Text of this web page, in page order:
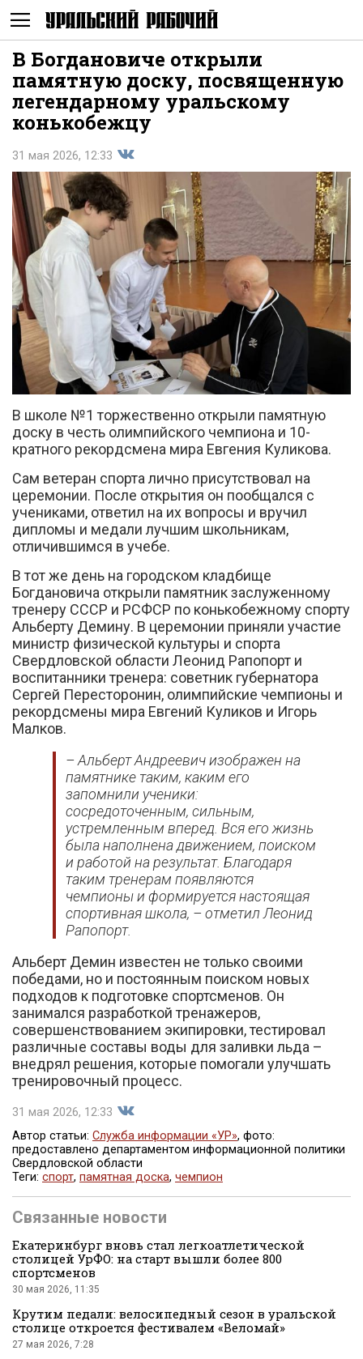
Не
показывать
В Богдановиче открыли
памятную доску, посвященную
легендарному уральскому
конькобежцу
31 мая 2026, 12:33
Поделиться
во
Вконтакте
В школе №1 торжественно открыли памятную
доску в честь олимпийского чемпиона и 10-
кратного рекордсмена мира Евгения Куликова.
Сам ветеран спорта лично присутствовал на
церемонии. После открытия он пообщался с
учениками, ответил на их вопросы и вручил
дипломы и медали лучшим школьникам,
отличившимся в учебе.
В тот же день на городском кладбище
Богдановича открыли памятник заслуженному
тренеру СССР и РСФСР по конькобежному спорту
Альберту Демину. В церемонии приняли участие
министр физической культуры и спорта
Свердловской области Леонид Рапопорт и
воспитанники тренера: советник губернатора
Сергей Пересторонин, олимпийские чемпионы и
рекордсмены мира Евгений Куликов и Игорь
Малков.
– Альберт Андреевич изображен на
памятнике таким, каким его
запомнили ученики:
сосредоточенным, сильным,
устремленным вперед. Вся его жизнь
была наполнена движением, поиском
и работой на результат. Благодаря
таким тренерам появляются
чемпионы и формируется настоящая
спортивная школа, – отметил Леонид
Рапопорт.
Альберт Демин известен не только своими
победами, но и постоянным поиском новых
подходов к подготовке спортсменов. Он
занимался разработкой тренажеров,
совершенствованием экипировки, тестировал
различные составы воды для заливки льда –
внедрял решения, которые помогали улучшать
тренировочный процесс.
31 мая 2026, 12:33
Поделиться
во
Автор статьи: Служба информации «УР», фото:
предоставлено департаментом информационной политики
Свердловской области
Теги: спорт, памятная доска, чемпион
Связанные новости
Екатеринбург вновь стал легкоатлетической
столицей УрФО: на старт вышли более 800
спортсменов
30 мая 2026, 11:35
Крутим педали: велосипедный сезон в уральской
столице откроется фестивалем «Веломай»
27 мая 2026, 7:28